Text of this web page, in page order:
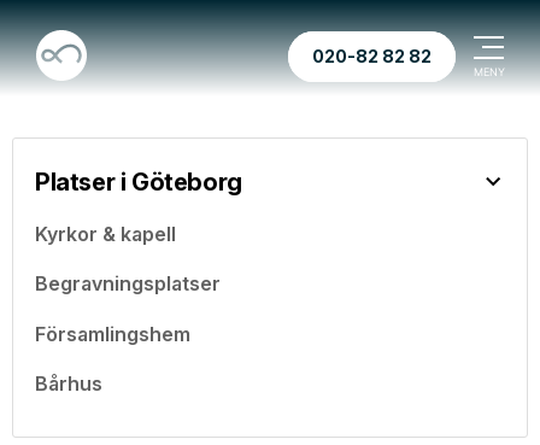
020-82 82 82
Platser i Göteborg
Kyrkor & kapell
Begravningsplatser
Församlingshem
Bårhus